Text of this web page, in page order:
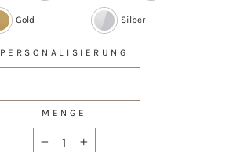
Gold Silber
PERSONALISIERUNG
MENGE